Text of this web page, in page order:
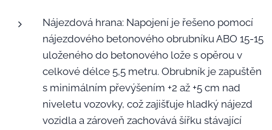
Nájezdová hrana: Napojení je řešeno pomocí
nájezdového betonového obrubníku ABO 15-15
uloženého do betonového lože s opěrou v
celkové délce 5,5 metru. Obrubník je zapuštěn
s minimálním převýšením +2 až +5 cm nad
niveletu vozovky, což zajišťuje hladký nájezd
vozidla a zároveň zachovává šířku stávající